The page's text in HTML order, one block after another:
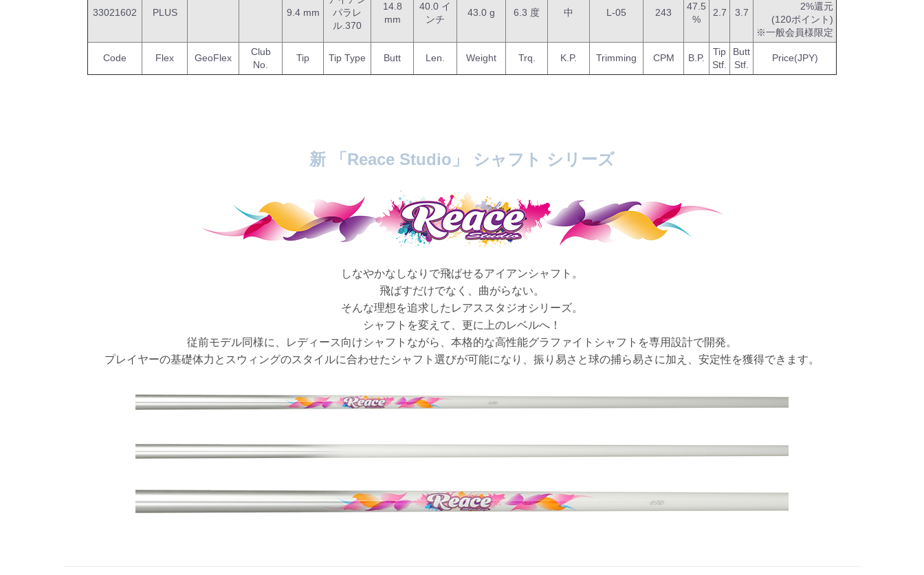
33021602 PLUS 9.4 mm
パラレ
ル.370
14.8
mm
40.0 イ
ンチ
43.0 g 6.3 度 中 L-05 243
47.5
%
2.7 3.7
2%還元
(120ポイント)
※一般会員様限定
Code Flex GeoFlex
Club
No.
Tip Tip Type Butt Len. Weight Trq. K.P. Trimming CPM B.P.
Tip
Stf.
Butt
Stf.
Price(JPY)
新 「Reace Studio」 シャフト シリーズ
しなやかなしなりで飛ばせるアイアンシャフト。
飛ばすだけでなく、曲がらない。
そんな理想を追求したレアススタジオシリーズ。
シャフトを変えて、更に上のレベルへ！
従前モデル同様に、レディース向けシャフトながら、本格的な高性能グラファイトシャフトを専用設計で開発。
プレイヤーの基礎体力とスウィングのスタイルに合わせたシャフト選びが可能になり、振り易さと球の捕ら易さに加え、安定性を獲得できます。